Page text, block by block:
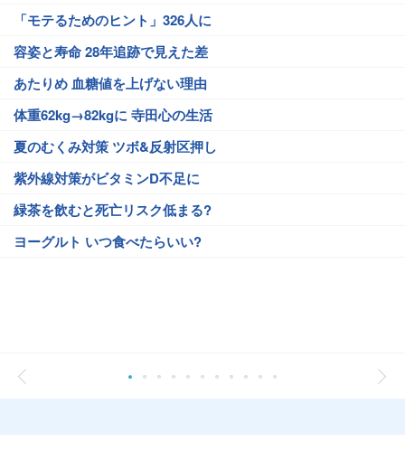
「モテるためのヒント」326人に
容姿と寿命 28年追跡で見えた差
あたりめ 血糖値を上げない理由
体重62kg→82kgに 寺田心の生活
夏のむくみ対策 ツボ&反射区押し
紫外線対策がビタミンD不足に
緑茶を飲むと死亡リスク低まる?
ヨーグルト いつ食べたらいい?